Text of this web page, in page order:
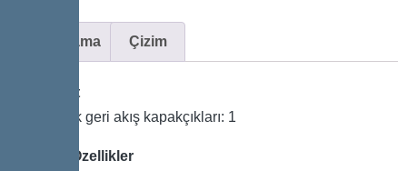
Açıklama Çizim
Varyant
Mekanik geri akış kapakçıkları: 1
Genel Özellikler